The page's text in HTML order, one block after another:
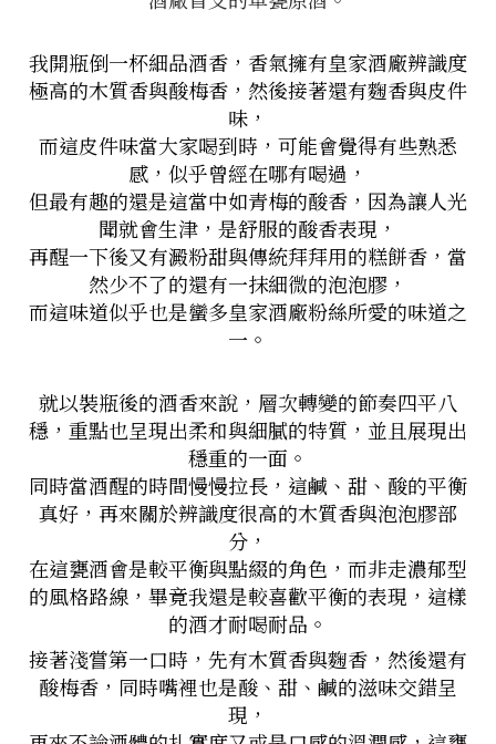
我開瓶倒一杯細品酒香，香氣擁有皇家酒廠辨識度
極高的木質香與酸梅香，然後接著還有麴香與皮件
味，
而這皮件味當大家喝到時，可能會覺得有些熟悉
感，似乎曾經在哪有喝過，
但最有趣的還是這當中如青梅的酸香，因為讓人光
聞就會生津，是舒服的酸香表現，
再醒一下後又有澱粉甜與傳統拜拜用的糕餅香，當
然少不了的還有一抹細微的泡泡膠，
而這味道似乎也是蠻多皇家酒廠粉絲所愛的味道之
一。
就以裝瓶後的酒香來說，層次轉變的節奏四平八
穩，重點也呈現出柔和與細膩的特質，並且展現出
穩重的一面。
同時當酒醒的時間慢慢拉長，這鹹、甜、酸的平衡
真好，再來關於辨識度很高的木質香與泡泡膠部
分，
在這甕酒會是較平衡與點綴的角色，而非走濃郁型
的風格路線，畢竟我還是較喜歡平衡的表現，這樣
的酒才耐喝耐品。
接著淺嘗第一口時，先有木質香與麴香，然後還有
酸梅香，同時嘴裡也是酸、甜、鹹的滋味交錯呈
現，